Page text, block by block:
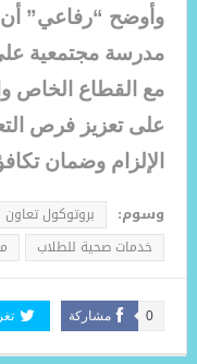
مدرسة مجتمعية
مع القطاع الخاص
على تعزيز فرص
الإلزام وضمان
وسوم: بروتوكول تعاون
خدمات صحية للطلاب
مشاركة 0